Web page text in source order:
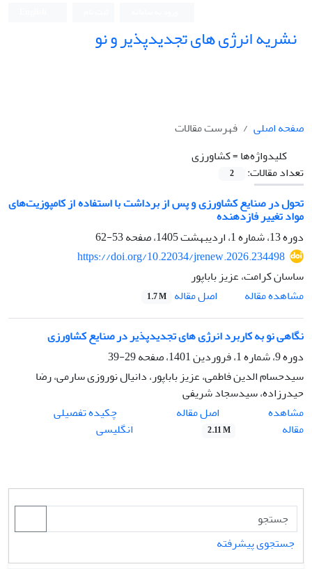
نشریه انرژی های تجدیدپذیر و نو
صفحه اصلی
فهرست مقالات
کلیدواژه‌ها =کشاورزی
تعداد مقالات:
2
تحول در صنایع کشاورزی و پس از برداشت با استفاده از کامپوزیت‌های
مواد تغییر فازدهنده
دوره 13، شماره 1، اردیبهشت 1405، صفحه
53-62
https://doi.org/10.22034/jrenew.2026.234498
ساسان کرامت، عزیز باباپور
مشاهده مقاله
اصل مقاله 1.7 M
نگاهی نو به کاربرد انرژی های تجدیدپذیر در صنایع کشاورزی
دوره 9، شماره 1، فروردین 1401، صفحه
29-39
سیدحسام الدین فاطمی، عزیز باباپور، دانیال نوروزی سارمی، رضا
حیدرزاده، سیدسجاد شریفی
مشاهده
مقاله
اصل مقاله
2.11 M
چکیده تفصیلی
انگلیسی
جستجوی پیشرفته